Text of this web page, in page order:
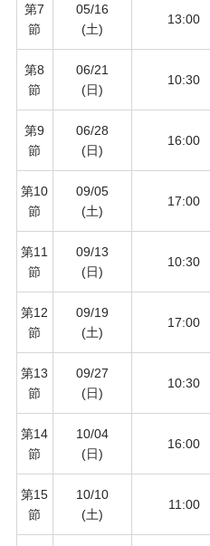
第7
節
05/16
(土)
13:00
第8
節
06/21
(日)
10:30
第9
節
06/28
(日)
16:00
第10
節
09/05
(土)
17:00
第11
節
09/13
(日)
10:30
第12
節
09/19
(土)
17:00
第13
節
09/27
(日)
10:30
第14
節
10/04
(日)
16:00
第15
節
10/10
(土)
11:00